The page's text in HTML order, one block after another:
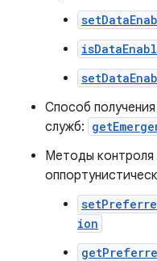
Способ
служб:
Методы
ion